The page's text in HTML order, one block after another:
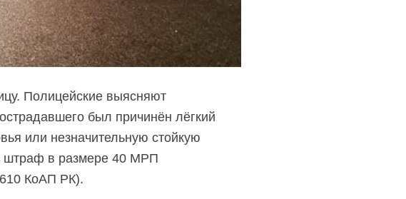
Полицейские выясняют
был причинён лёгкий
или незначительную стойкую
штраф в размере 40 МРП
КоАП РК).